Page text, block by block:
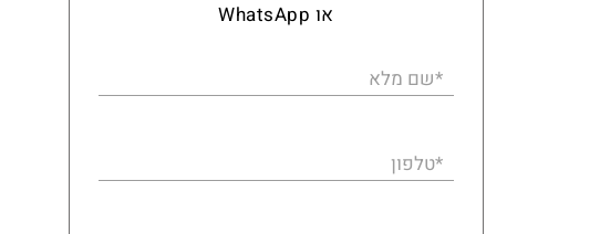
או WhatsApp
*שם מלא
*טלפון